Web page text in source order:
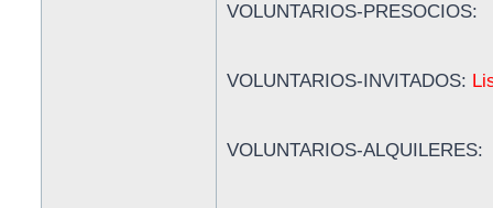
VOLUNTARIOS-PRESOCIOS:
VOLUNTARIOS-INVITADOS:
VOLUNTARIOS-ALQUILERES: